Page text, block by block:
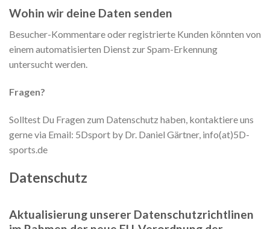
Wohin wir deine Daten senden
Besucher-Kommentare oder registrierte Kunden könnten von
einem automatisierten Dienst zur Spam-Erkennung
untersucht werden.
Fragen?
Solltest Du Fragen zum Datenschutz haben, kontaktiere uns
gerne via Email: 5Dsport by Dr. Daniel Gärtner, info(at)5D-
sports.de
Datenschutz
Aktualisierung unserer Datenschutzrichtlinen